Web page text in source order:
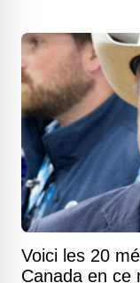
Voici les 20
Canada en ce